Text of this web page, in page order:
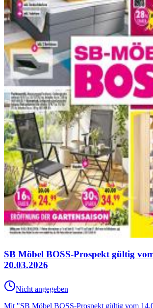
SB Möbel BOSS-Prospekt gültig
20.03.2026
Nicht angegeben
Mit "SB Möbel BOSS-Prospekt gültig vom